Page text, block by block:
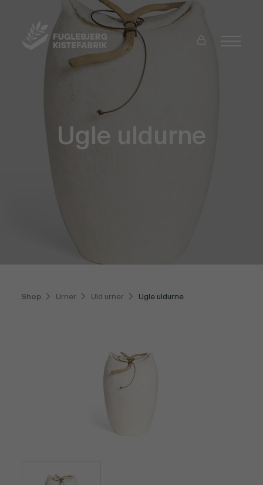
Ugle uldurne
Shop Urner Uld urner Ugle uldurne